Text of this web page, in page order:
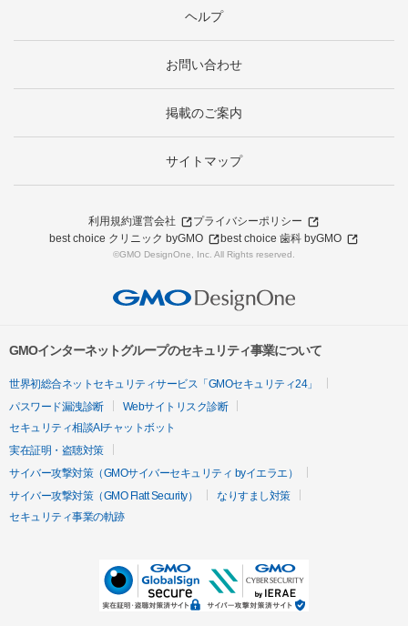
ヘルプ
お問い合わせ
掲載のご案内
サイトマップ
利用規約運営会社
プライバシーポリシー
best choice クリニック byGMO
best choice 歯科 byGMO
©GMO DesignOne, Inc. All Rights reserved.
GMOインターネットグループのセキュリティ事業について
世界初総合ネットセキュリティサービス「GMOセキュリティ24」
パスワード漏洩診断
Webサイトリスク診断
セキュリティ相談AIチャットボット
実在証明・盗聴対策
サイバー攻撃対策（GMOサイバーセキュリティ byイエラエ）
サイバー攻撃対策（GMO Flatt Security）
なりすまし対策
セキュリティ事業の軌跡